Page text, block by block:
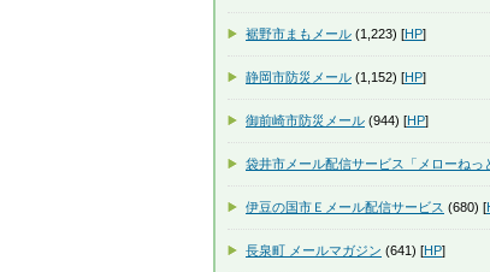
裾野市まもメール (1,223) [HP]
静岡市防災メール (1,152) [HP]
御前崎市防災メール (944) [HP]
袋井市メール配信サービス「メローねっ
伊豆の国市Ｅメール配信サービス (680) [
長泉町 メールマガジン (641) [HP]